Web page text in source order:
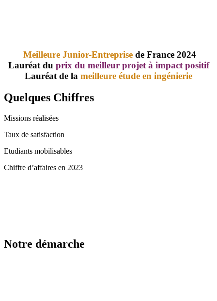
Meilleure Junior-Entreprise de France 2024
Lauréat du prix du meilleur projet à impact positif
Lauréat de la meilleure étude en ingénierie
Quelques Chiffres
Missions réalisées
Taux de satisfaction
Etudiants mobilisables
Chiffre d’affaires en 2023
Notre démarche